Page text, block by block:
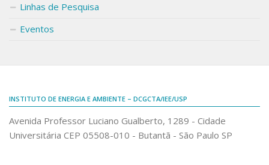
Linhas de Pesquisa
Eventos
INSTITUTO DE ENERGIA E AMBIENTE – DCGCTA/IEE/USP
Avenida Professor Luciano Gualberto, 1289 - Cidade
Universitária CEP 05508-010 - Butantã - São Paulo SP